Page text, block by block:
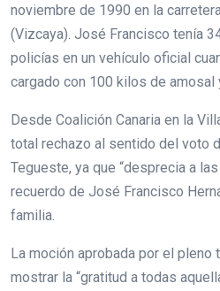
noviembre de 1990 en la
(Vizcaya). José Francisco tenía
policías en un vehículo oficial
cargado con 100 kilos de amosal
Desde Coalición Canaria en la
total rechazo al sentido del voto
Tegueste, ya que “desprecia a
recuerdo de José Francisco
familia.
La moción aprobada por el pleno
mostrar la “gratitud a todas